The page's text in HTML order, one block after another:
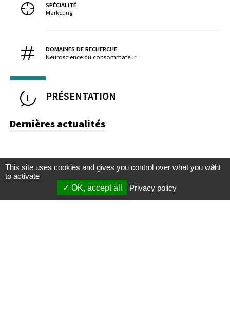
SPÉCIALITÉ
Marketing
DOMAINES DE RECHERCHE
Neuroscience du consommateur
PRÉSENTATION
Dernières actualités
X
This site uses cookies and gives you control over what you want
to activate
OK, accept all
Privacy policy